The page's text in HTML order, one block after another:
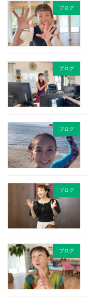
ブログ
ブログ
ブログ
ブログ
ブログ